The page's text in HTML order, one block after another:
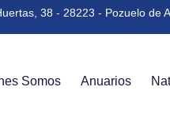
38 - 28223 - Pozuelo de
Somos Anuarios